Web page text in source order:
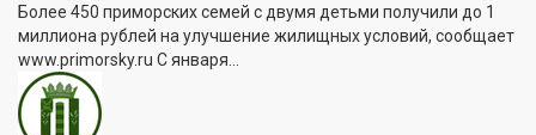
Более 450 приморских семей с двумя детьми получили до 1
миллиона рублей на улучшение жилищных условий, сообщает
www.primorsky.ru С января...